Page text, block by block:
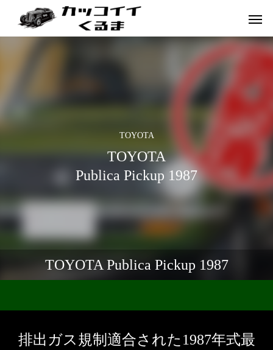
ENGLAND GERMANY
TOYOTA
TOYOTA
Publica Pickup 1987
TOYOTA Publica Pickup 1987
排出ガス規制適合された1987年式最